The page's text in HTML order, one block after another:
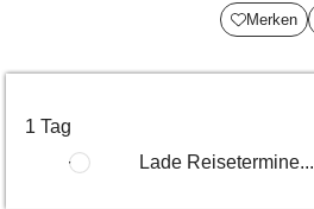
Merken
1 Tag
Lade Reisetermine...